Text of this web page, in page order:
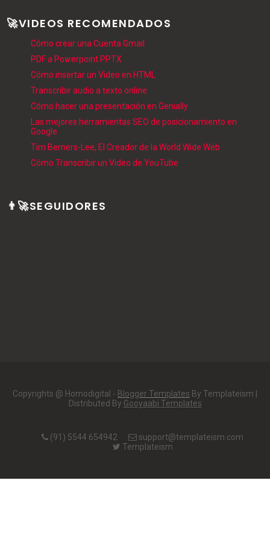
🚀VIDEOS RECOMENDADOS
Cómo crear una Cuenta Gmail
PDF a Powerpoint PPTX
Cómo insertar un Video en HTML
Transcribir audio a texto online
Cómo hacer una presentación en Genially
Las mejores herramientas SEO de posicionamiento en
Google
Tim Berners-Lee, El Creador de la World Wide Web
Cómo Transcribir un Video de YouTube
👨‍🚀SEGUIDORES
Copyrights @ Homodigital - Blogger Templates By Templateism |
Distributed By Gooyaabi Templates
(91) 5544 654942
support@templateism.com
Templateism